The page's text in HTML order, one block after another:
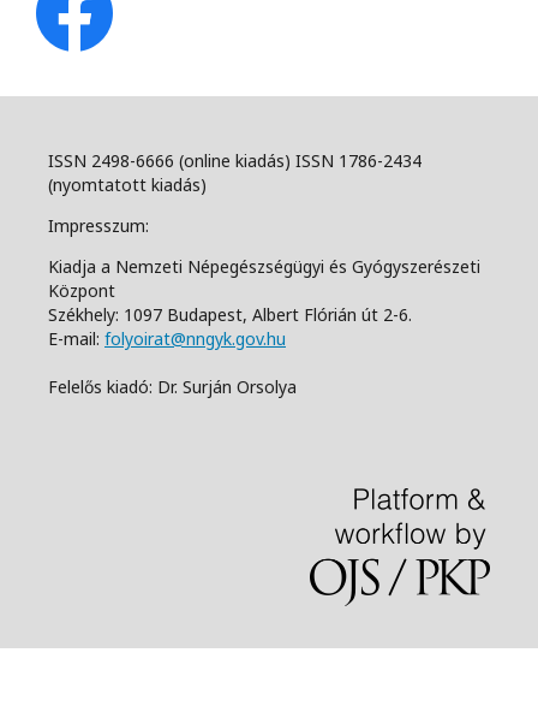
ISSN 2498-6666 (online kiadás) ISSN 1786-2434
(nyomtatott kiadás)
Impresszum:
Kiadja a Nemzeti Népegészségügyi és Gyógyszerészeti
Központ
Székhely: 1097 Budapest, Albert Flórián út 2-6.
E-mail: folyoirat@nngyk.gov.hu
Felelős kiadó: Dr. Surján Orsolya